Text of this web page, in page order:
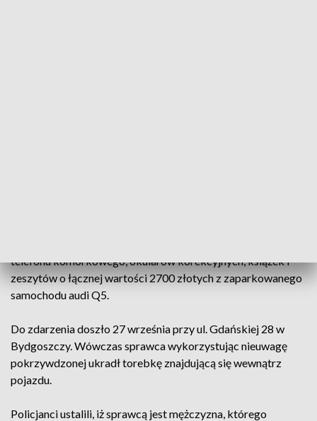
telefonu komórkowego, okularów korekcyjnych, książek i
zeszytów o łącznej wartości 2700 złotych z zaparkowanego
samochodu audi Q5.
Do zdarzenia doszło 27 września przy ul. Gdańskiej 28 w
Bydgoszczy. Wówczas sprawca wykorzystując nieuwagę
pokrzywdzonej ukradł torebkę znajdującą się wewnątrz
pojazdu.
Policjanci ustalili, iż sprawcą jest mężczyzna, którego